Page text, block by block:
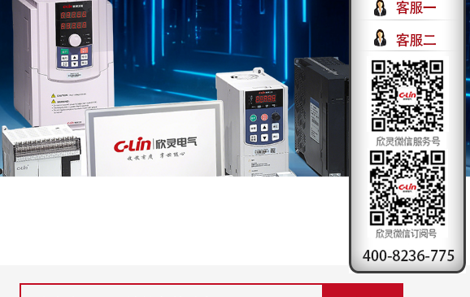
营销网络
服务热线
电商平台
下载中心
常见问题
新闻动态
展会资讯
电气百科
常见问答
企业简介
董事长致词
企业风采
专利证书
组织机构